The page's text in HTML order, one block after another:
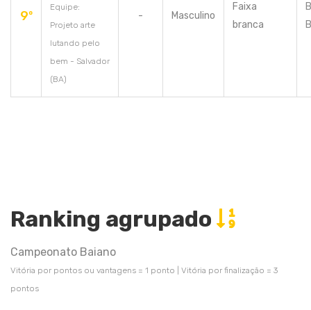
9º
Equipe:
Projeto arte
lutando pelo
bem - Salvador
(BA)
- Masculino
Faixa
branca
Ranking agrupado
Campeonato Baiano
Vitória por pontos ou vantagens = 1 ponto | Vitória por finalização = 3
pontos